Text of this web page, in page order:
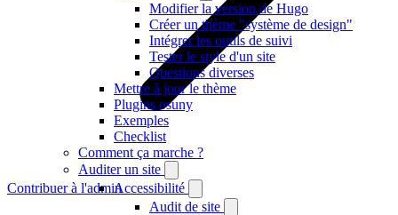
Modifier la version de Hugo
Créer un thème "système de design"
Intégrer les outils de suivi
Tester le style d'un site
Questions diverses
Mettre à jour le thème
Plugins osuny
Exemples
Checklist
Comment ça marche ?
Auditer un site
Accessibilité
Audit de site
Contribuer à l'admin